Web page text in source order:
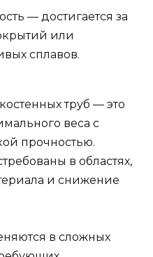
— достигается за
или
сплавов.
труб — это
веса с
прочностью.
в областях,
и снижение
в сложных